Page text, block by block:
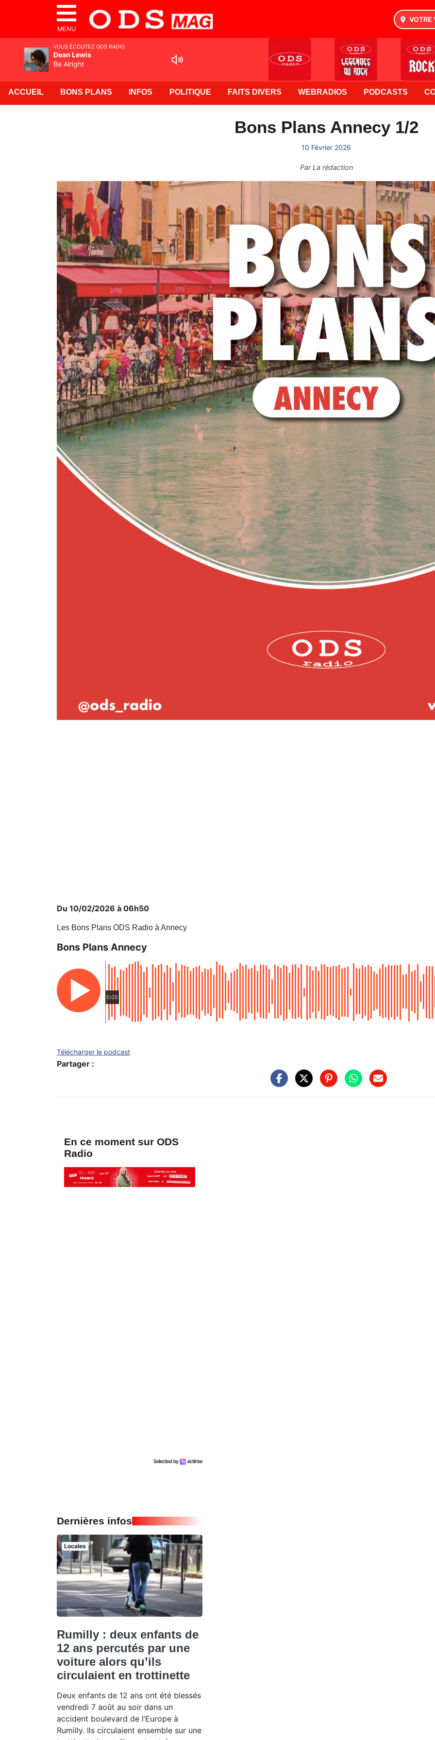
MENU
VOTRE
ACCUEIL BONS PLANS INFOS POLITIQUE FAITS DIVERS WEBRADIOS PODCASTS
Bons Plans Annecy 1/2
10 Février 2026
ParLa rédaction
Du 10/02/2026 à 06h50
Les Bons Plans ODS Radio à Annecy
Bons Plans Annecy
0:00
Télécharger le podcast
Partager :
En ce moment sur ODS
Radio
Dernières infos
Locales
Rumilly : deux enfants de
12 ans percutés par une
voiture alors qu’ils
circulaient en trottinette
Deux enfants de 12 ans ont été blessés
vendredi 7 août au soir dans un
accident boulevard de l’Europe à
Rumilly. Ils circulaient ensemble sur une
VOUS ÉCOUTEZ ODS RADIO
Dean Lewis
Be Alright